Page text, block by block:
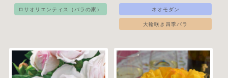
ロサオリエンティス（バラの家） ネオモダン
大輪咲き四季バラ